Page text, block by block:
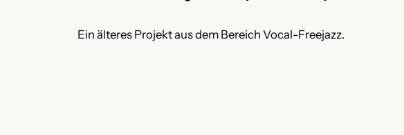
Ein älteres Projekt aus dem Bereich Vocal-Freejazz.